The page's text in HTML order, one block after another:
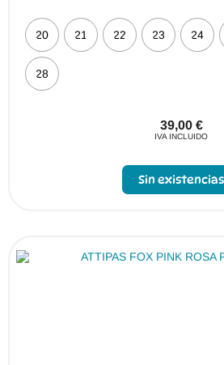
20 21 22 23 24
28
39,00 €
IVA INCLUIDO
Sin existencias